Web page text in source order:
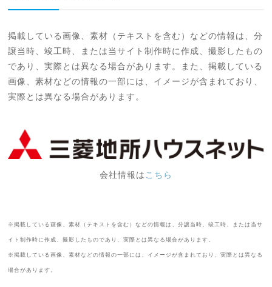
掲載している画像、素材（テキストを含む）などの情報は、分
譲当時、竣工時、または当サイト制作時に作成、撮影したもの
であり、実際とは異なる場合があります。また、掲載している
画像、素材などの情報の一部には、イメージが含まれており、
実際とは異なる場合があります。
会社情報は こちら
※掲載している画像、素材（テキストを含む）などの情報は、分譲当時、竣工時、または当サ
イト制作時に作成、撮影したものであり、実際とは異なる場合があります。
※掲載している画像、素材などの情報の一部には、イメージが含まれており、実際とは異なる
場合があります。